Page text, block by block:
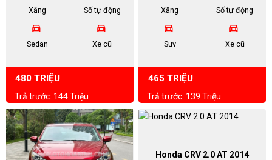
Xăng Số tự động
directions_car
Sedan
directions_car
Xe cũ
480 TRIỆU
Trả trước: 144 Triệu
Xăng Số tự động
directions_car
Suv
directions_car
Xe cũ
465 TRIỆU
Trả trước: 139 Triệu
Honda CRV 2.0 AT 2014